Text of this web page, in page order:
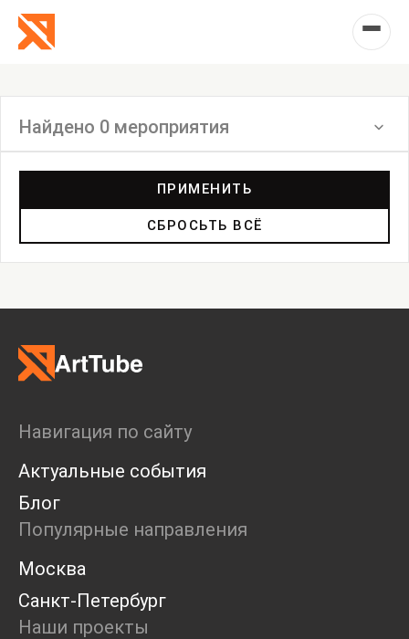
Найдено 0 мероприятия
Дискуссия
Пост-релиз
Пресс-конференция
Ярмарка
Open call
Экскурсия
Дискуссия
Cosmoscow 2024
Blazar 2024
Встречи
Круглый стол
ПРИМЕНИТЬ
СБРОСЬТЬ ВСЁ
Навигация по сайту
Актуальные события
Блог
Популярные направления
Москва
Санкт-Петербург
Наши проекты